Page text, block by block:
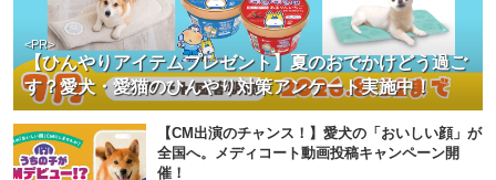
【ひんやりアイテムプレゼント】夏のおでかけどう過ご
す？愛犬・愛猫のひんやり対策アンケート実施中！
<PR>
【CM出演のチャンス！】愛犬の「おいしい顔」が
全国へ。メディコート動画投稿キャンペーン開
催！